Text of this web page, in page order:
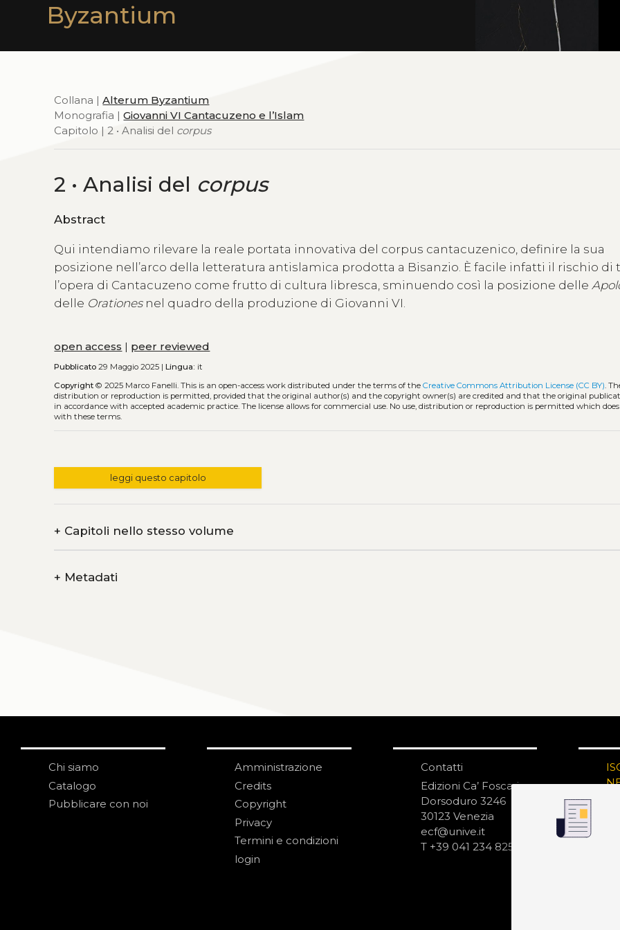
Byzantium
Collana |Alterum Byzantium
Monografia |Giovanni VI Cantacuzeno e l’Islam
Capitolo | 2 • Analisi del corpus
2 • Analisi del corpus
Abstract
Qui intendiamo rilevare la reale portata innovativa del corpus cantacuzenico, definire la sua
posizione nell’arco della letteratura antislamica prodotta a Bisanzio. È facile infatti il rischio di
l’opera di Cantacuzeno come frutto di cultura libresca, sminuendo così la posizione delle
delle Orationes nel quadro della produzione di Giovanni VI.
open access | peer reviewed
Pubblicato 29 Maggio 2025 |Lingua: it
Copyright © 2025 Marco Fanelli.This is an open-access work distributed under the terms of theCreative Commons Attribution License (CC BY).
distribution or reproduction is permitted, provided that the original author(s) and the copyright owner(s) are credited and that the original
in accordance with accepted academic practice. The license allows for commercial use. No use, distribution or reproduction is permitted which
with these terms.
leggi questo capitolo
+ Capitoli nello stesso volume
+ Metadati
Chi siamo
Catalogo
Pubblicare con noi
Amministrazione
Credits
Copyright
Privacy
Termini e condizioni
login
Contatti
Edizioni Ca’ Foscari
Dorsoduro 3246
30123 Venezia
ecf@unive.it
T +39 041 234 8250